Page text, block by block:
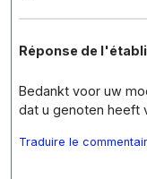
Réponse de
Bedankt voor uw
dat u genoten heeft
Traduire le